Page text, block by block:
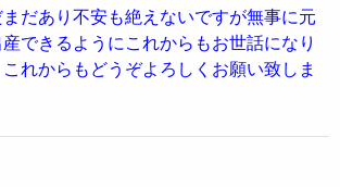
だあり不安も絶えないですが無事に元
できるようにこれからもお世話になり
れからもどうぞよろしくお願い致しま